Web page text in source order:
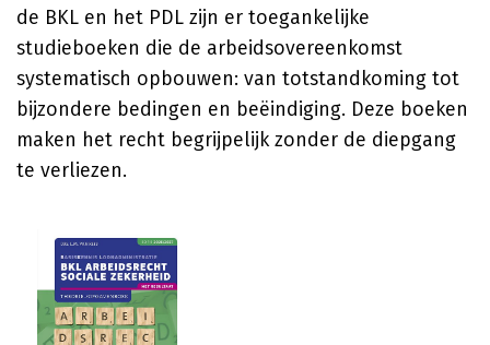
de BKL en het PDL zijn er toegankelijke
studieboeken die de arbeidsovereenkomst
systematisch opbouwen: van totstandkoming tot
bijzondere bedingen en beëindiging. Deze boeken
maken het recht begrijpelijk zonder de diepgang
te verliezen.